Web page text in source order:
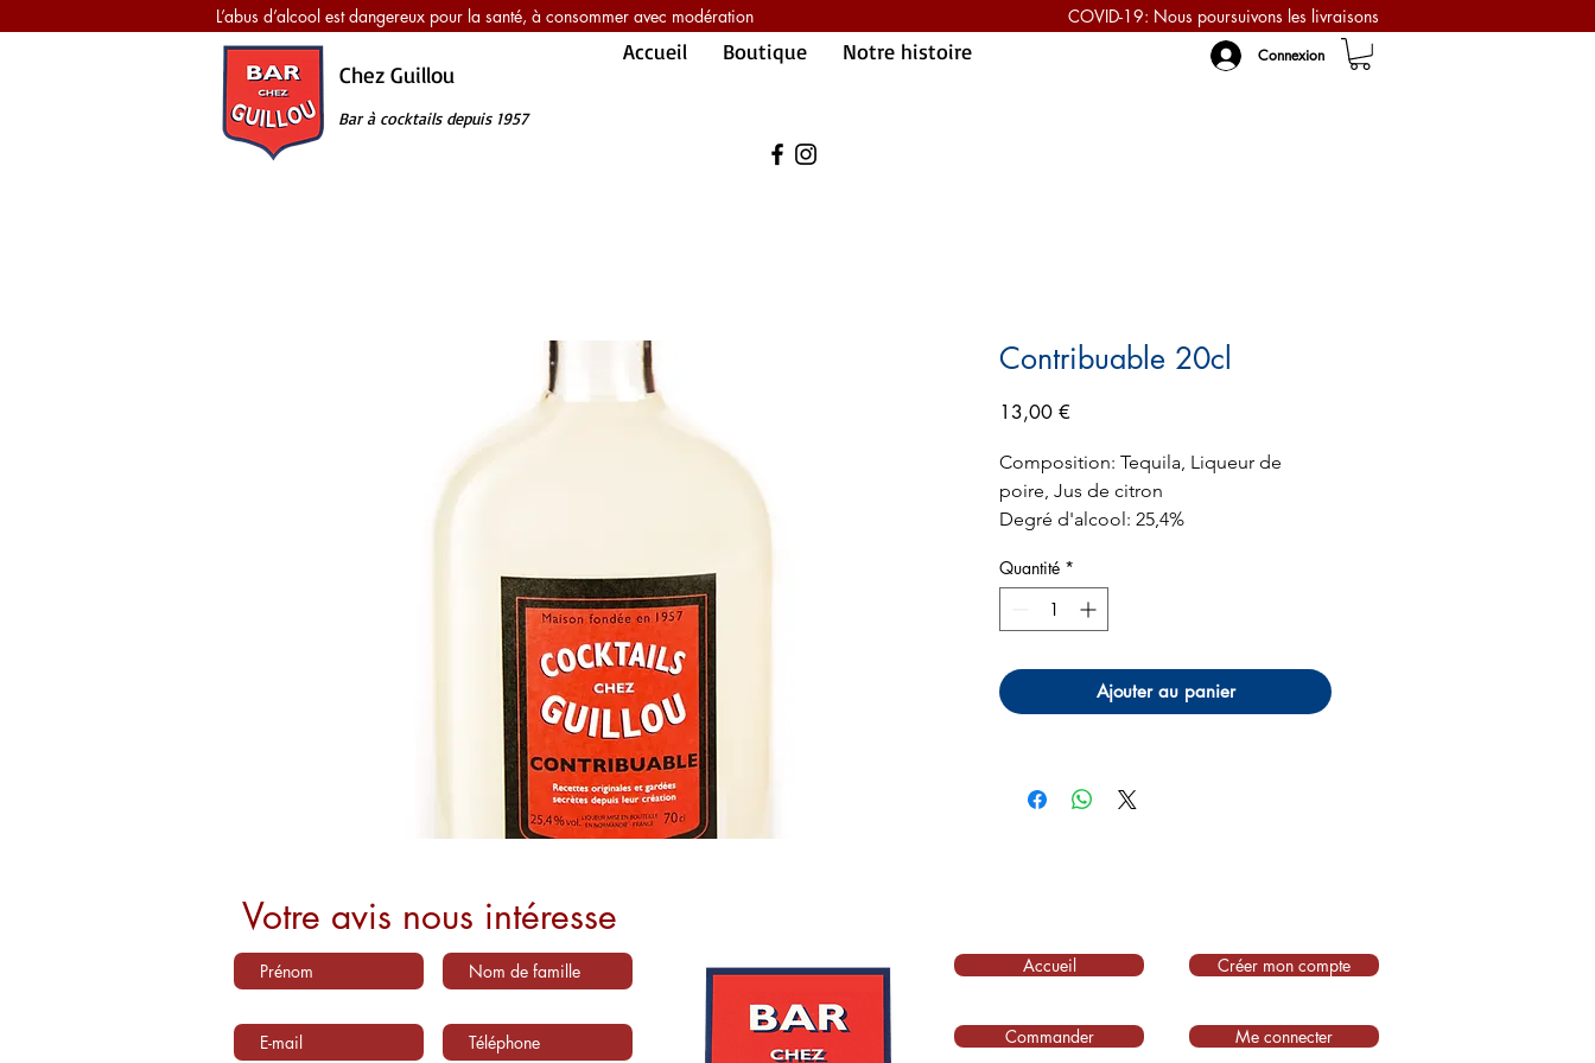
L’abus d’alcool est dangereux pour la santé, à consommer avec modération COVID-19: Nous poursuivons les livraisons
Accueil Boutique Notre histoire Connexion
Chez Guillou
Bar à cocktailsdepuis 1957
Contribuable 20cl
13,00 €
Composition: Tequila, Liqueur de
poire, Jus de citron
Degré d'alcool: 25,4%
Quantité *
Ajouter au panier
Votre avis nous intéresse
Accueil
Commander
Créer mon compte
Me connecter